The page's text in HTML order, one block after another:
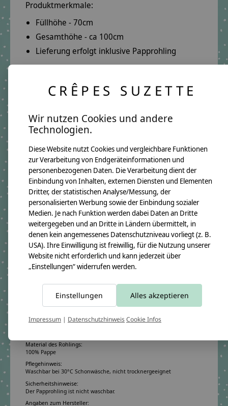
Produktmerkmale:
Füllhöhe - 70cm
Gesamthöhe - ca 100cm
Lieferung erfolgt inklusive Papprohling
Herzliche Beratung per E-Mail oder Telefon:
E-Mail:
info@crepes-suzette.net
Telefon:+49 221 2616939
Schnelle Lieferung:
In wenigen Tagen kannst Du deine Schultüte in
deinen Händen halten.
Über 10 Jahre Erfahrung:
Auf unsere Qualität ist Verlass.
Lange Freude garantiert.
Produktangaben:
Schultüte Konrad 2022
GTIN: 4250608116559
Höhe ca.100cm
Rohlingmaß:
Höhe 70cm
Bezugmaterial:
Material des Rohlings:
100% Pappe
Pflegehinweis:
Waschbar bei 30°C Schonwäsche, nicht trocknergeeignet
Sicherheitshinweise:
Der Papprohling ist nicht waschbar.
Angaben zum Hersteller:
CRÊPES SUZETTE
Wir nutzen Cookies und andere
Technologien.
Diese Website nutzt Cookies und vergleichbare Funktionen
zur Verarbeitung von Endgeräteinformationen und
personenbezogenen Daten. Die Verarbeitung dient der
Einbindung von Inhalten, externen Diensten und Elementen
Dritter, der statistischen Analyse/Messung, der
personalisierten Werbung sowie der Einbindung sozialer
Medien. Je nach Funktion werden dabei Daten an Dritte
weitergegeben und an Dritte in Ländern übermittelt, in
denen kein angemessenes Datenschutzniveau vorliegt (z. B.
USA). Ihre Einwilligung ist freiwillig, für die Nutzung unserer
Website nicht erforderlich und kann jederzeit über
„Einstellungen“ widerrufen werden.
Einstellungen Alles akzeptieren
Impressum | DatenschutzhinweisCookie Infos